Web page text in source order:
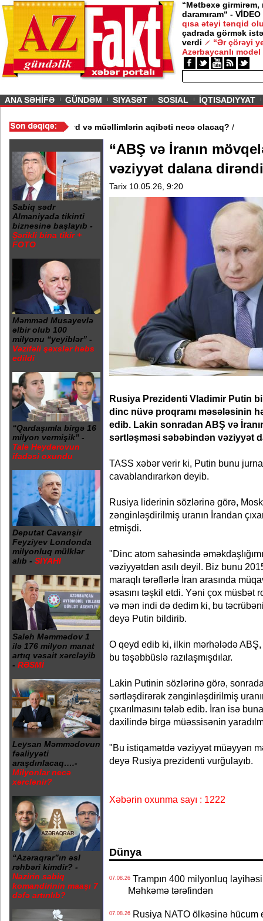
“Mətbəxə girmirəm,
daramıram“ - VİDEO
qısa ətəyi tənqid
çadrada görmək
verdi
“Ər çörəyi
Azərbaycanlı model
ANA SƏHİFƏ GÜNDƏM SIYASƏT SOSIAL İQTISADIYYAT
məktəb bağlandı - Şagird və müəllimlərin aqibəti necə olacaq?
Sabiq sədr
Almaniyada tikinti
biznesinə başlayıb -
Şərikli bina tikir +
FOTO
Məmməd Musayevlə
əlbir olub 100
milyonu “yeyiblər” -
Vəzifəli şəxslər həbs
edildi
“Qardaşımla birgə 16
milyon vermişik” -
Tale Heydərovun
ifadəsi oxundu
Deputat Cavanşir
Feyziyev Londonda
milyonluq mülklər
alıb - SİYAHI
Saleh Məmmədov 1
ilə 176 milyon manat
artıq vəsait xərcləyib
- RƏSMİ
Leysan Məmmədovun
fəaliyyəti
araşdırılacaq….-
Milyonlar necə
xərclənir?
“Azəraqrar”ın əsl
rəhbəri kimdir? -
Nazirin sabiq
komandirinin maaşı 7
dəfə artırılıb?
“ABŞ və İranın
vəziyyət dalana
Tarix 10.05.26, 9:20
Rusiya Prezidenti Vladimir Putin
dinc nüvə proqramı məsələsinin
edib. Lakin sonradan ABŞ və
sərtləşməsi səbəbindən vəziyyət
TASS xəbər verir ki, Putin bunu
cavablandırarkən deyib.
Rusiya liderinin sözlərinə görə,
zənginləşdirilmiş uranın İrandan
etmişdi.
"Dinc atom sahəsində
vəziyyətdən asılı deyil. Biz bunu
maraqlı tərəflərlə İran arasında
əsasını təşkil etdi. Yəni çox müsbət
və mən indi də dedim ki, bu
deyə Putin bildirib.
O qeyd edib ki, ilkin mərhələdə
bu təşəbbüslə razılaşmışdılar.
Lakin Putinin sözlərinə görə,
sərtləşdirərək zənginləşdirilmiş
çıxarılmasını tələb edib. İran isə
daxilində birgə müəssisənin
"Bu istiqamətdə vəziyyət müəyyən
deyə Rusiya prezidenti vurğulayıb.
Xəbərin oxunma sayı : 1222
Dünya
07.08.26Trampın 400 milyonluq
Məhkəmə tərəfindən
07.08.26Rusiya NATO ölkəsinə hücum